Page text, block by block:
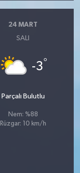
24 MART
SALI
-3°
Parçalı Bulutlu
Nem: %88
Rüzgar: 10 km/h